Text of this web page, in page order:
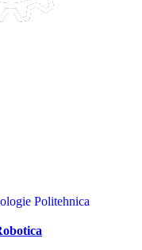
Politehnica